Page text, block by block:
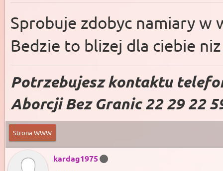
Sprobuje zdobyc namiary w
Bedzie to blizej dla ciebie
Potrzebujesz kontaktu
Aborcji Bez Granic 22 29 22
Strona WWW
kardag1975